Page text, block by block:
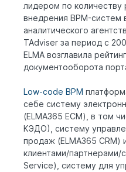
лидером по количеству
внедрения BPM-систем
аналитического
TAdviser за период с
ELMA возглавила
документооборота
Low-code BPM
себе систему
(ELMA365 ECM), в том
КЭДО), систему
продаж (ELMA365 CRM)
клиентами/партнерами/
Service), систему для